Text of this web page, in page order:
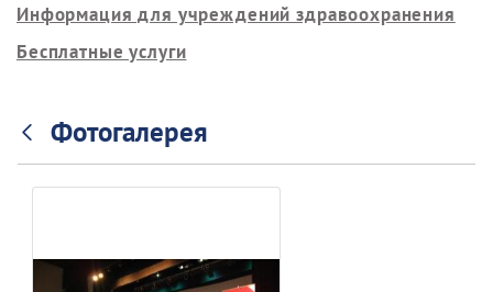
Информация для учреждений здравоохранения
Бесплатные услуги
Фотогалерея